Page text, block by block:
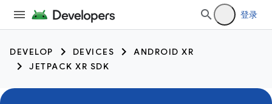
登录
DEVELOP DEVICES
ANDROID XR
JETPACK XR SDK